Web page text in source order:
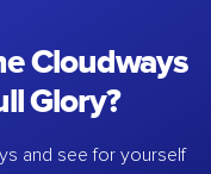
Cloudways
Glory?
and see for yourself